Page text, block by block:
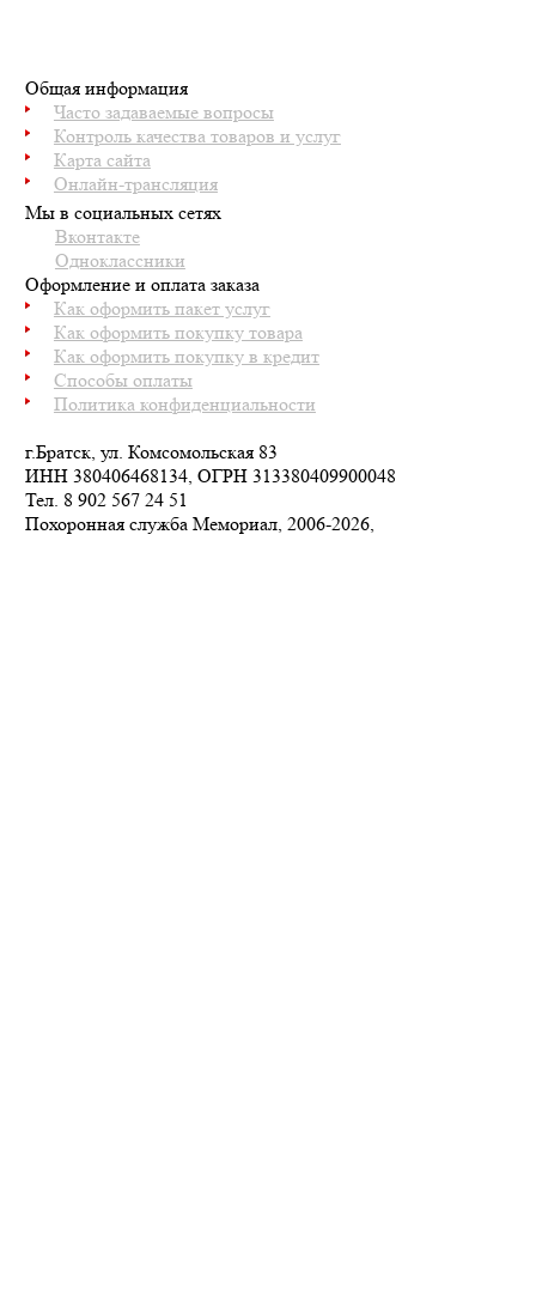
Общая информация
Часто задаваемые вопросы
Контроль качества товаров и услуг
Карта сайта
Онлайн-трансляция
Мы в социальных сетях
Вконтакте
Одноклассники
Оформление и оплата заказа
Как оформить пакет услуг
Как оформить покупку товара
Как оформить покупку в кредит
Способы оплаты
Политика конфиденциальности
г.Братск, ул. Комсомольская 83
ИНН 380406468134, ОГРН 313380409900048
Тел. 8 902 567 24 51
Похоронная служба Мемориал, 2006-2026,